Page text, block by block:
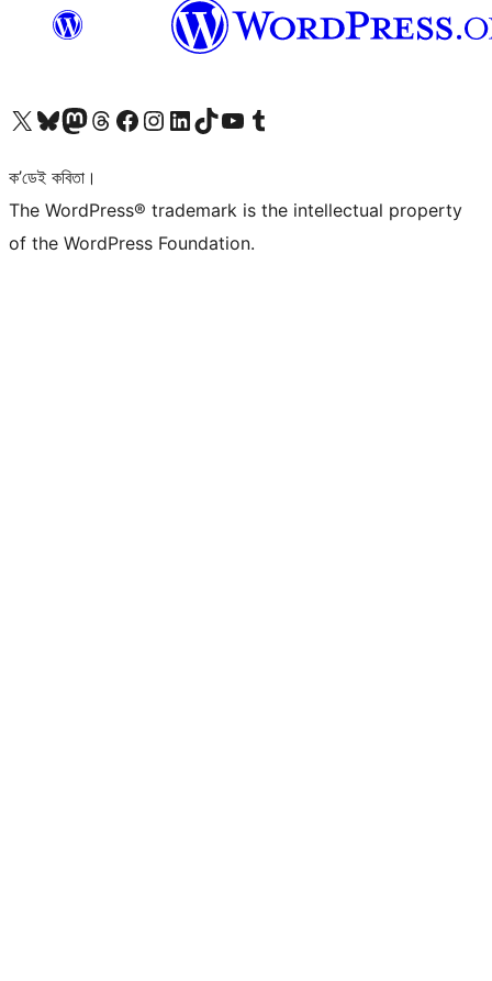
আমাৰ X (আগৰ Twitter) একাউণ্টলৈ যাওকআমাৰ Bluesky একাউণ্টলৈ যাওকআমাৰ Mastodon একাউণ্টলৈ যাওকআমাৰ Threads একাউণ্টলৈ যাওকআমাৰ Facebook পৃষ্ঠালৈ যাওকআমাৰ Instagram একাউণ্টলৈ যাওকআমাৰ LinkedIn একাউণ্টলৈ যাওকআমাৰ TikTok একাউণ্টলৈ যাওকআমাৰ YouTube চেনেললৈ যাওকআমাৰ Tumblr একাউণ্টলৈ যাওক
ক’ডেই কবিতা।
The WordPress® trademark is the intellectual property
of the WordPress Foundation.